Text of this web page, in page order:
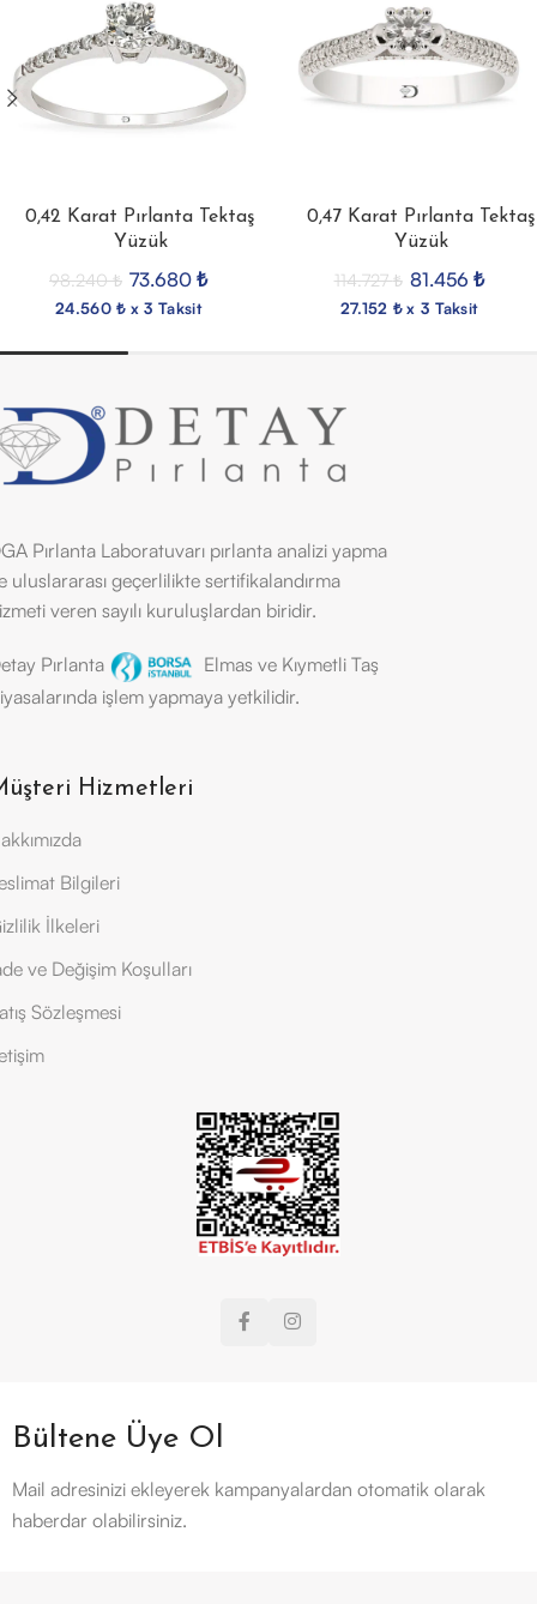
0,42 Karat Pırlanta Tektaş
Yüzük
98.240₺ 73.680 ₺
24.560 ₺ x 3 Taksit
0,47 Karat Pırlanta Tektaş
Yüzük
114.727₺ 81.456 ₺
27.152 ₺ x 3 Taksit
Pırlanta Laboratuvarı pırlanta analizi yapma
uluslararası geçerlilikte sertifikalandırma
veren sayılı kuruluşlardan biridir.
Pırlanta
Elmas ve Kıymetli Taş
işlem yapmaya yetkilidir.
Hizmetleri
Bilgileri
İlkeleri
ve Değişim Koşulları
Sözleşmesi
Bültene Üye Ol
Mail adresinizi ekleyerek kampanyalardan otomatik olarak
haberdar olabilirsiniz.